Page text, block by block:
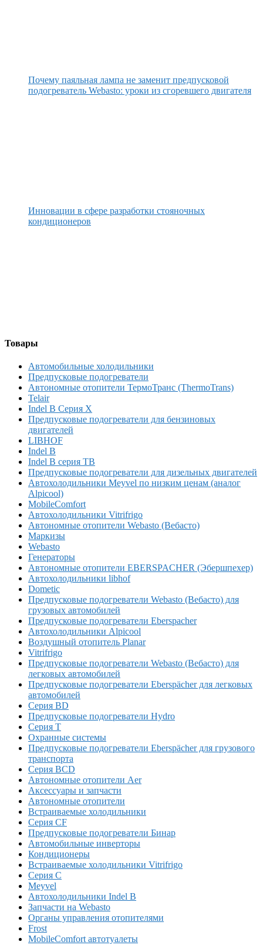
Почему паяльная лампа не заменит предпусковой
подогреватель Webasto: уроки из сгоревшего двигателя
Инновации в сфере разработки стояночных
кондиционеров
Товары
Автомобильные холодильники
Предпусковые подогреватели
Автономные отопители ТермоТранс (ThermoTrans)
Telair
Indel B Серия X
Предпусковые подогреватели для бензиновых
двигателей
LIBHOF
Indel B
Indel B серия TB
Предпусковые подогреватели для дизельных двигателей
Автохолодильники Meyvel по низким ценам (аналог
Alpicool)
MobileComfort
Автохолодильники Vitrifrigo
Автономные отопители Webasto (Вебасто)
Маркизы
Webasto
Генераторы
Автономные отопители EBERSPACHER (Эбершпехер)
Автохолодильники libhof
Dometic
Предпусковые подогреватели Webasto (Вебасто) для
грузовых автомобилей
Предпусковые подогреватели Eberspacher
Автохолодильники Alpicool
Воздушный отопитель Planar
Vitrifrigo
Предпусковые подогреватели Webasto (Вебасто) для
легковых автомобилей
Предпусковые подогреватели Eberspächer для легковых
автомобилей
Серия BD
Предпусковые подогреватели Hydro
Серия T
Охранные системы
Предпусковые подогреватели Eberspächer для грузового
транспорта
Серия BCD
Автономные отопители Аer
Аксессуары и запчасти
Автономные отопители
Встраиваемые холодильники
Серия CF
Предпусковые подогреватели Бинар
Автомобильные инверторы
Кондиционеры
Встраиваемые холодильники Vitrifrigo
Серия C
Meyvel
Автохолодильники Indel B
Запчасти на Webasto
Органы управления отопителями
Frost
MobileComfort автотуалеты